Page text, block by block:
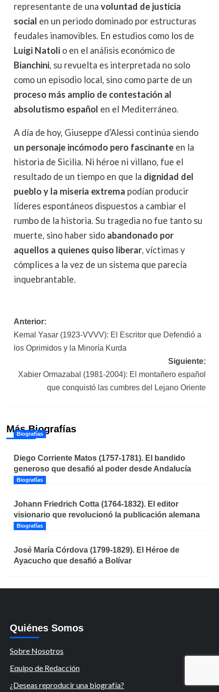
representante de una voluntad de justicia
social en un periodo dominado por estructuras
feudales inamovibles. En estudios como los de
Luigi Natolio en el análisis económico de
Bianchini, su revuelta es interpretada no solo
como un episodio local, sino como parte de un
proceso más amplio de contestación al
absolutismo español en el Mediterráneo.
A día de hoy, Giuseppe d’Alessi continúa siendo
un personaje incómodo pero fascinanteen la
historia de Sicilia. Ni héroe ni villano, fue el
resultado de un tiempo en que la dignidad del
pueblo y la miseria extrema podían producir
líderes espontáneos dispuestos a cambiar el
rumbo de la historia. Su tragedia no fue tanto su
muerte, sino haber sido abandonado por
aquellos a quienes quiso liberar, víctimas y
cómplices a la vez de un sistema que parecía
inquebrantable.
Navegación
de
entradas
Anterior:
Kemal Yasar (1923-VVVV): El Escritor que Defendió a
los Oprimidos y la Minoría Kurda
Siguiente:
Xabier Ormazabal (1981-2004): El montañero español
que conquistó las cumbres del Lejano Oriente
Más Biografías
Biografías
Diego Corriente Matos (1757-1781). El bandido
generoso que desafió al poder desde Andalucía
Biografías
Johann Friedrich Cotta (1764-1832). El editor
visionario que revolucionó la publicación alemana
Biografías
José María Córdova (1799-1829). El Héroe de
Ayacucho que desafió a Bolívar
Quiénes Somos
Sobre Nosotros
Equipo de Redacción
¿Deseas reproducir una biografía?